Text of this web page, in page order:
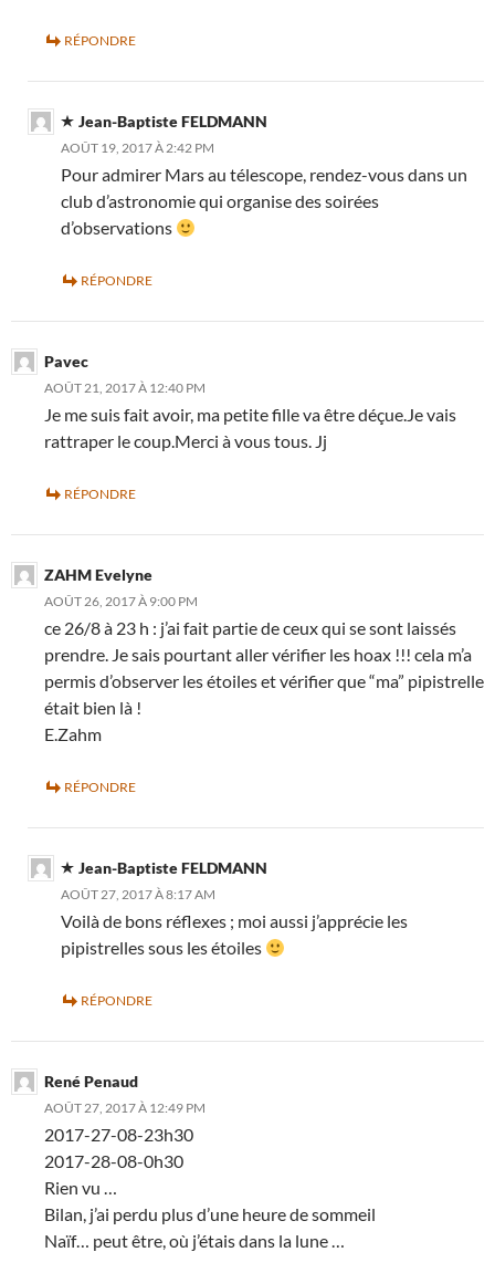
RÉPONDRE
Jean-Baptiste FELDMANN
AOÛT 19, 2017 À 2:42 PM
Pour admirer Mars au télescope, rendez-vous dans un
club d’astronomie qui organise des soirées
d’observations
RÉPONDRE
Pavec
AOÛT 21, 2017 À 12:40 PM
Je me suis fait avoir, ma petite fille va être déçue.Je vais
rattraper le coup.Merci à vous tous. Jj
RÉPONDRE
ZAHM Evelyne
AOÛT 26, 2017 À 9:00 PM
ce 26/8 à 23 h : j’ai fait partie de ceux qui se sont laissés
prendre. Je sais pourtant aller vérifier les hoax !!! cela m’a
permis d’observer les étoiles et vérifier que “ma” pipistrelle
était bien là !
E.Zahm
RÉPONDRE
Jean-Baptiste FELDMANN
AOÛT 27, 2017 À 8:17 AM
Voilà de bons réflexes ; moi aussi j’apprécie les
pipistrelles sous les étoiles
RÉPONDRE
René Penaud
AOÛT 27, 2017 À 12:49 PM
2017-27-08-23h30
2017-28-08-0h30
Rien vu …
Bilan, j’ai perdu plus d’une heure de sommeil
Naïf… peut être, où j’étais dans la lune …